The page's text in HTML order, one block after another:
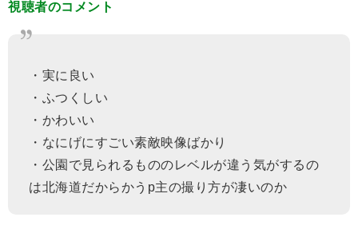
視聴者のコメント
・実に良い
・ふつくしい
・かわいい
・なにげにすごい素敵映像ばかり
・公園で見られるもののレベルが違う気がするの
は北海道だからかうp主の撮り方が凄いのか